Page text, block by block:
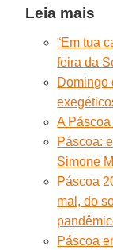
Leia mais
“Em tua
feira da
Domingo
A
Páscoa:
Simone
Páscoa
mal, do
Páscoa